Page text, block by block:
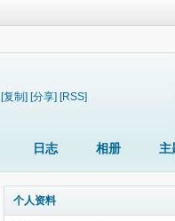
[复制] [分享] [RSS]
日志 相册 主
个人资料